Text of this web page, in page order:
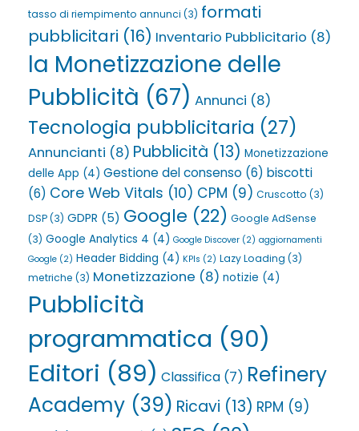
tasso di riempimento annunci (3) formati
pubblicitari (16) Inventario Pubblicitario (8)
la Monetizzazione delle
Pubblicità (67) Annunci (8)
Tecnologia pubblicitaria (27)
Annuncianti (8) Pubblicità (13) Monetizzazione
delle App (4) Gestione del consenso (6) biscotti
(6) Core Web Vitals (10) CPM (9) Cruscotto (3)
DSP(3) GDPR (5) Google (22) Google AdSense
(3) Google Analytics 4 (4) Google Discover (2) aggiornamenti
Google (2) Header Bidding (4) KPIs (2) Lazy Loading (3)
metriche (3) Monetizzazione (8) notizie (4)
Pubblicità
programmatica (90)
Editori (89) Classifica (7) Refinery
Academy (39) Ricavi (13) RPM (9)